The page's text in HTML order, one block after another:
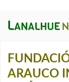
ARAUCO